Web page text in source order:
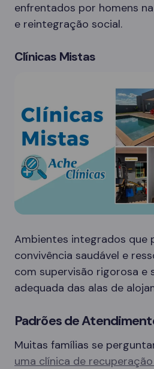
enfrentados por homens
e reintegração social.
Clínicas Mistas
Ambientes integrados que
convivência saudável e
com supervisão rigorosa e
adequada das alas de
Padrões de
Muitas famílias se
uma clínica de